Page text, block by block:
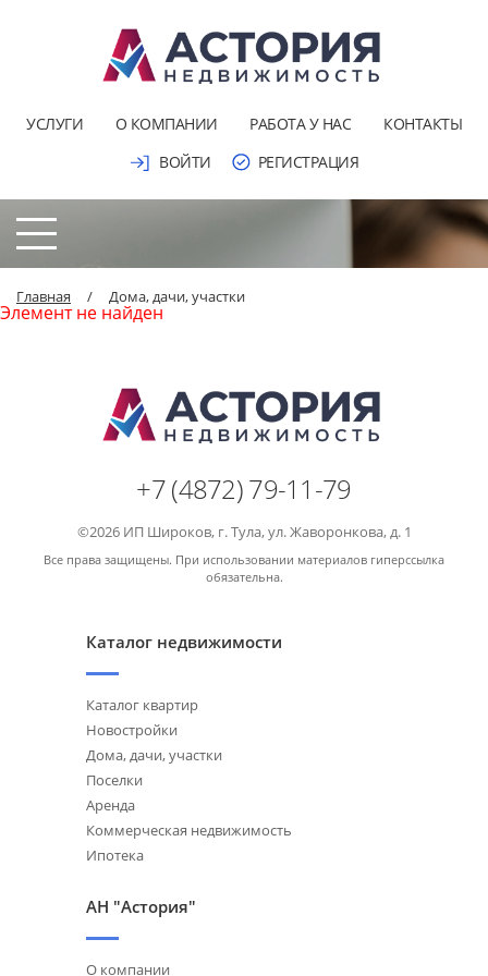
УСЛУГИ О КОМПАНИИ РАБОТА У НАС
КОНТАКТЫ
ВОЙТИ
РЕГИСТРАЦИЯ
Главная / Дома, дачи, участки
Элемент не найден
+7 (4872) 79-11-79
©2026 ИП Широков, г. Тула, ул. Жаворонкова, д. 1
Все права защищены. При использовании материалов гиперссылка
обязательна.
Каталог недвижимости
Каталог квартир
Новостройки
Дома, дачи, участки
Поселки
Аренда
Коммерческая недвижимость
Ипотека
АН "Астория"
О компании